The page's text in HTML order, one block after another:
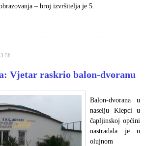
– broj izvršitelja je 5.
Vjetar raskrio balon-dvoranu
Balon-dvorana u
naselju Klepci u
čapljinskoj općini
nastradala je u
olujnom